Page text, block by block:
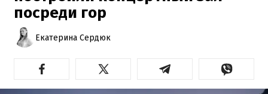
посреди гор
Екатерина Сердюк